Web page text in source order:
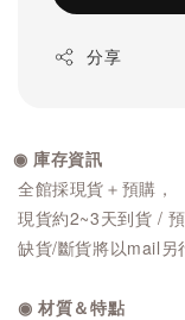
分享
庫存資訊
全館採現貨＋預購，
現貨約2~3天到貨 /
缺貨/斷貨將以mail另
◉ 材質＆特點